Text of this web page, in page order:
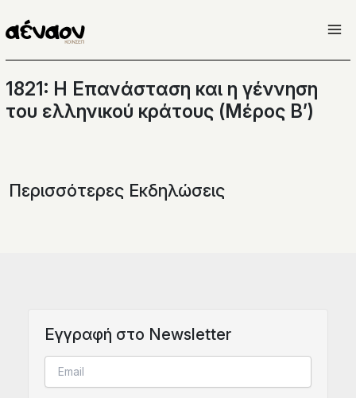
στο
περιεχόμενο
1821: Η Επανάσταση και η γέννηση
του ελληνικού κράτους (Μέρος Β’)
Περισσότερες Εκδηλώσεις
Eγγραφή στο Newsletter